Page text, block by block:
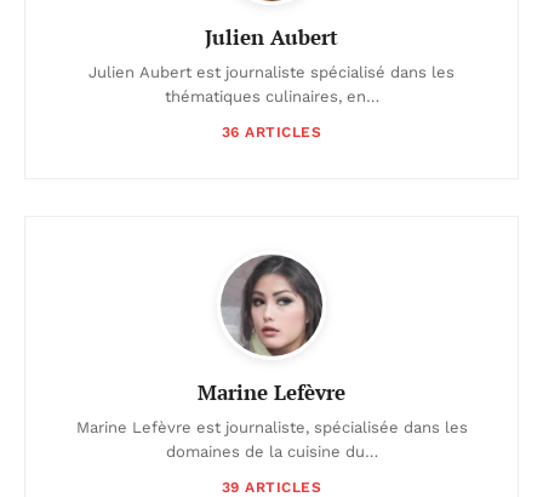
Julien Aubert
Julien Aubert est journaliste spécialisé dans les
thématiques culinaires, en…
36 ARTICLES
Marine Lefèvre
Marine Lefèvre est journaliste, spécialisée dans les
domaines de la cuisine du…
39 ARTICLES